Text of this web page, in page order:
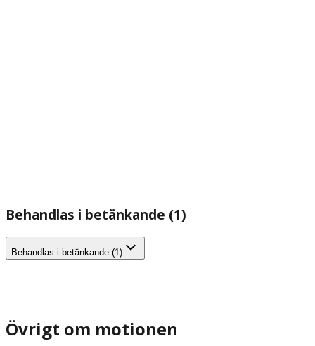
Behandlas i betänkande (1)
Behandlas i betänkande (1)
Övrigt om motionen